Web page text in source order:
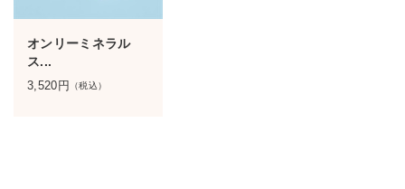
オンリーミネラル
ス...
3,520 円 （税込）